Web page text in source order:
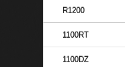
R1200
1100RT
1100DZ